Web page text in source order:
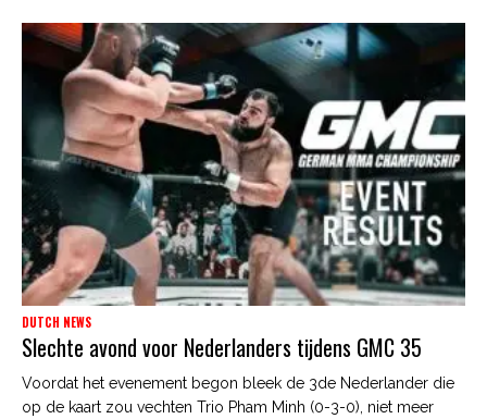
DUTCH NEWS
Slechte avond voor Nederlanders tijdens GMC 35
Voordat het evenement begon bleek de 3de Nederlander die
op de kaart zou vechten Trio Pham Minh (0-3-0), niet meer